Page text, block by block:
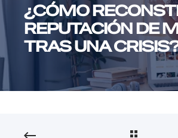
¿CÓMO
REPUTACIÓN DE
TRAS UNA